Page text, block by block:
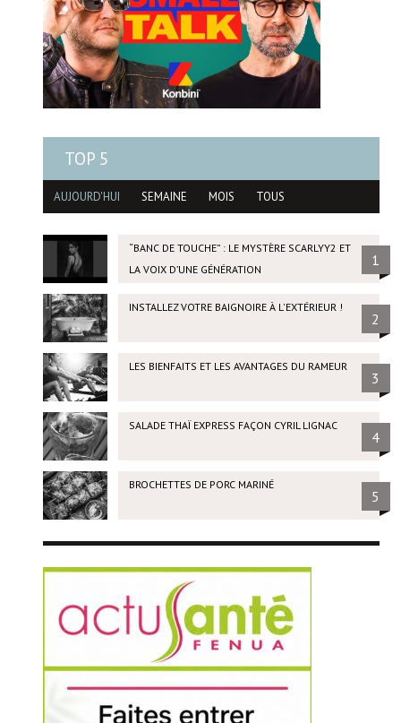
TOP 5
AUJOURD'HUI SEMAINE MOIS TOUS
“BANC DE TOUCHE” : LE MYSTÈRE SCARLYY2 ET
LA VOIX D’UNE GÉNÉRATION
1
INSTALLEZ VOTRE BAIGNOIRE À L'EXTÉRIEUR !
2
LES BIENFAITS ET LES AVANTAGES DU RAMEUR
3
SALADE THAÏ EXPRESS FAÇON CYRIL LIGNAC
4
BROCHETTES DE PORC MARINÉ
5